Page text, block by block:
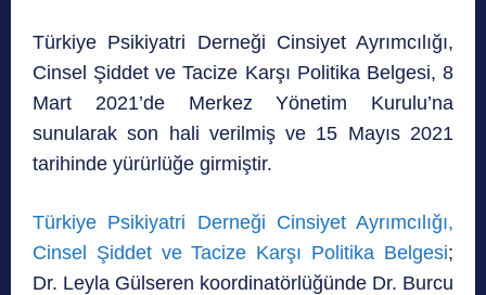
Türkiye Psikiyatri Derneği Cinsiyet Ayrımcılığı,
Cinsel Şiddet ve Tacize Karşı Politika Belgesi, 8
Mart 2021’de Merkez Yönetim Kurulu’na
sunularak son hali verilmiş ve 15 Mayıs 2021
tarihinde yürürlüğe girmiştir.
Türkiye Psikiyatri Derneği Cinsiyet Ayrımcılığı,
Cinsel Şiddet ve Tacize Karşı Politika Belgesi;
Dr. Leyla Gülseren koordinatörlüğünde Dr. Burcu